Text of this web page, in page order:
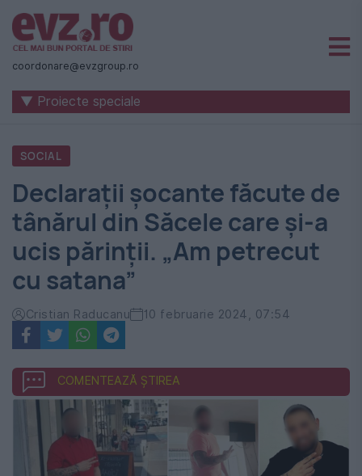
Știri
naționale
internaționale
România
-
Evenimentul
Zilei
coordonare@evzgroup.ro
▼ Proiecte speciale
SOCIAL
Declarații șocante făcute de
tânărul din Săcele care și-a
ucis părinții. „Am petrecut
cu satana”
Cristian Raducanu 10 februarie 2024, 07:54
COMENTEAZĂ ȘTIREA